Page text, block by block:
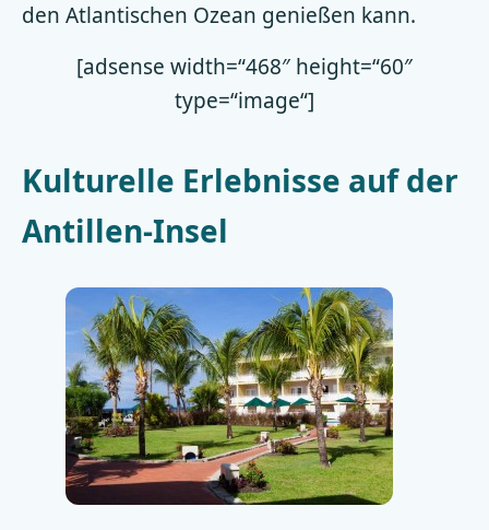
den Atlantischen Ozean genießen kann.
[adsense width=“468″ height=“60″
type=“image“]
Kulturelle Erlebnisse auf der
Antillen-Insel